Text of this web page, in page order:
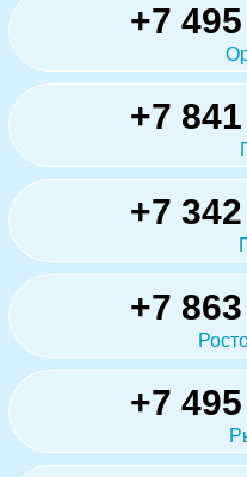
+7
+7
+7
+7
+7